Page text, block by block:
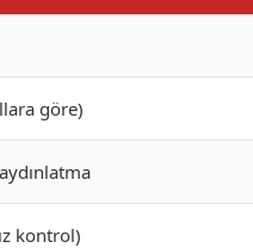
göre)
kontrol)